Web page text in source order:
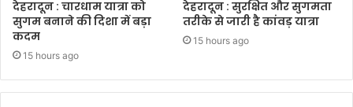
देहरादून : चारधाम यात्रा को
सुगम बनाने की दिशा में बड़ा
कदम
15 hours ago
देहरादून : सुरक्षित और सुगमता
तरीके से जारी है कांवड़ यात्रा
15 hours ago